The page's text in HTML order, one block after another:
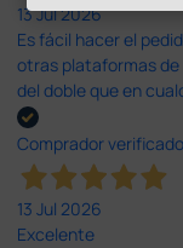
13 Jul 2026
Es fácil hacer el
otras plataformas de
del doble que en
Comprador verificado
13 Jul 2026
Excelente